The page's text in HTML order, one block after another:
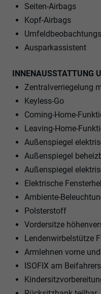
Seiten-Airbags
Kopf-Airbags
Ausparkassistent
INNENAUSSTATTUNG
Zentralverriegelung
Keyless-Go
Coming-Home-
Leaving-Home-
Außenspiegel
Außenspiegel
Außenspiegel
Elektrische
Ambiente-
Polsterstoff
Vordersitze
Lendenwirbelstütze
Armlehnen vorne
ISOFIX am